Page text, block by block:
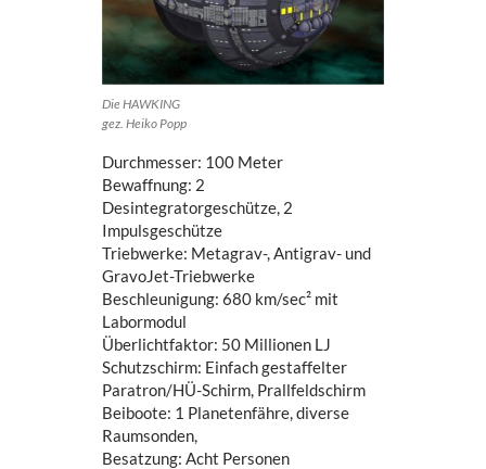
Die HAWKING
gez. Heiko Popp
Durchmesser: 100 Meter
Bewaffnung: 2
Desintegratorgeschütze, 2
Impulsgeschütze
Triebwerke: Metagrav-, Antigrav- und
GravoJet-Triebwerke
Beschleunigung: 680 km/sec² mit
Labormodul
Überlichtfaktor: 50 Millionen LJ
Schutzschirm: Einfach gestaffelter
Paratron/HÜ-Schirm, Prallfeldschirm
Beiboote: 1 Planetenfähre, diverse
Raumsonden,
Besatzung: Acht Personen